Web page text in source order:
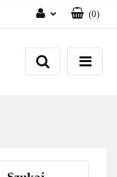
Zaloguj się
Załóż konto
(0)